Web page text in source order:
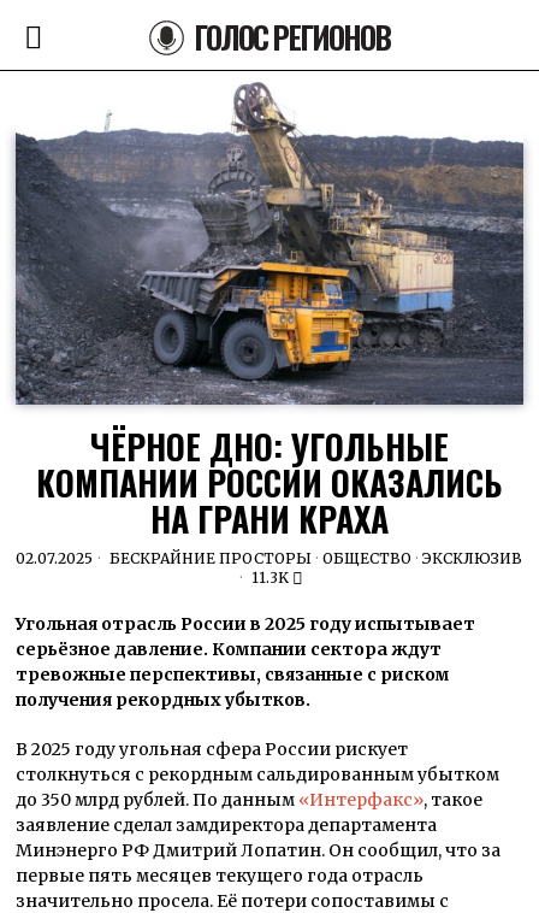
ГОЛОС РЕГИОНОВ
ЧЁРНОЕ ДНО: УГОЛЬНЫЕ
КОМПАНИИ РОССИИ ОКАЗАЛИСЬ
НА ГРАНИ КРАХА
02.07.2025 БЕСКРАЙНИЕ ПРОСТОРЫ · ОБЩЕСТВО · ЭКСКЛЮЗИВ
11.3K
Угольная отрасль России в 2025 году испытывает
серьёзное давление. Компании сектора ждут
тревожные перспективы, связанные с риском
получения рекордных убытков.
В 2025 году угольная сфера России рискует
столкнуться с рекордным сальдированным убытком
до 350 млрд рублей. По данным «Интерфакс», такое
заявление сделал замдиректора департамента
Минэнерго РФ Дмитрий Лопатин. Он сообщил, что за
первые пять месяцев текущего года отрасль
значительно просела. Её потери сопоставимы с